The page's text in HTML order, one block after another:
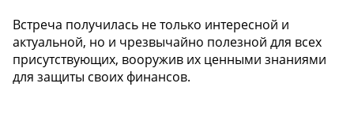
Встреча получилась не только интересной и
актуальной, но и чрезвычайно полезной для всех
присутствующих, вооружив их ценными знаниями
для защиты своих финансов.